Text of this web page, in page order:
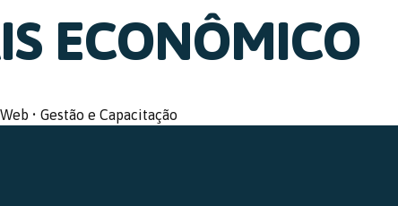
ECONÔMICO
•Gestão e Capacitação